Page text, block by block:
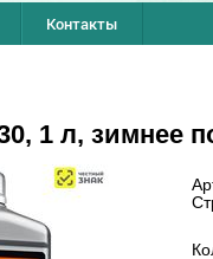
Контакты
1 л, зимнее